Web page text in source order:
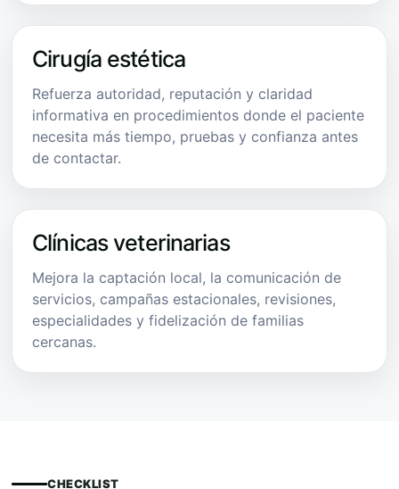
Cirugía estética
Refuerza autoridad, reputación y claridad
informativa en procedimientos donde el paciente
necesita más tiempo, pruebas y confianza antes
de contactar.
Clínicas veterinarias
Mejora la captación local, la comunicación de
servicios, campañas estacionales, revisiones,
especialidades y fidelización de familias
cercanas.
CHECKLIST